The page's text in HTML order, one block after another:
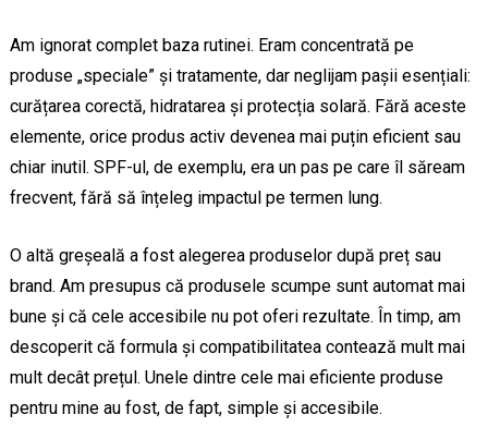
Am ignorat complet baza rutinei. Eram concentrată pe
produse „speciale” și tratamente, dar neglijam pașii esențiali:
curățarea corectă, hidratarea și protecția solară. Fără aceste
elemente, orice produs activ devenea mai puțin eficient sau
chiar inutil. SPF-ul, de exemplu, era un pas pe care îl săream
frecvent, fără să înțeleg impactul pe termen lung.
O altă greșeală a fost alegerea produselor după preț sau
brand. Am presupus că produsele scumpe sunt automat mai
bune și că cele accesibile nu pot oferi rezultate. În timp, am
descoperit că formula și compatibilitatea contează mult mai
mult decât prețul. Unele dintre cele mai eficiente produse
pentru mine au fost, de fapt, simple și accesibile.